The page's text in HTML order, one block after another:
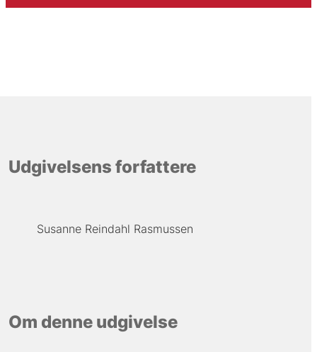
Udgivelsens forfattere
Susanne Reindahl Rasmussen
Om denne udgivelse